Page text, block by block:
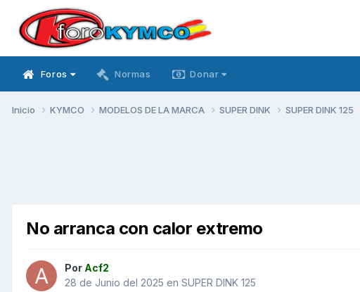
Foros Normas Donar
Inicio KYMCO MODELOS DE LA MARCA SUPER DINK SUPER DINK 125
No arranca con calor extremo
Por Acf2
28 de Junio del 2025 en SUPER DINK 125